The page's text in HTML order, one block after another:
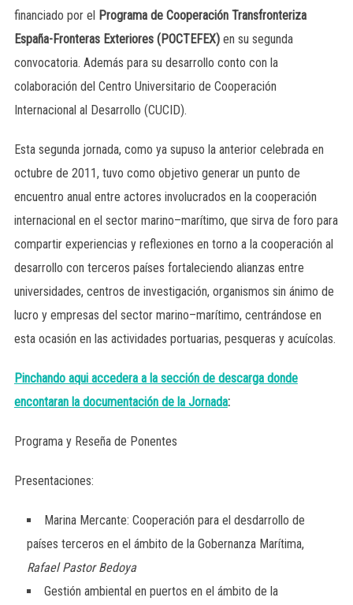
financiado por el Programa de Cooperación Transfronteriza
España-Fronteras Exteriores (POCTEFEX)en su segunda
convocatoria. Además para su desarrollo conto con la
colaboración del Centro Universitario de Cooperación
Internacional al Desarrollo (CUCID).
Esta segunda jornada, como ya supuso la anterior celebrada en
octubre de 2011, tuvo como objetivo generar un punto de
encuentro anual entre actores involucrados en la cooperación
internacional en el sector marino–marítimo, que sirva de foro para
compartir experiencias y reflexiones en torno a la cooperación al
desarrollo con terceros países fortaleciendo alianzas entre
universidades, centros de investigación, organismos sin ánimo de
lucro y empresas del sector marino–marítimo, centrándose en
esta ocasión en las actividades portuarias, pesqueras y acuícolas.
Pinchando aqui accedera a la sección de descarga donde
encontaran la documentación de la Jornada:
Programa y Reseña de Ponentes
Presentaciones:
Marina Mercante: Cooperación para el desdarrollo de
países terceros en el ámbito de la Gobernanza Marítima,
Rafael Pastor Bedoya
Gestión ambiental en puertos en el ámbito de la